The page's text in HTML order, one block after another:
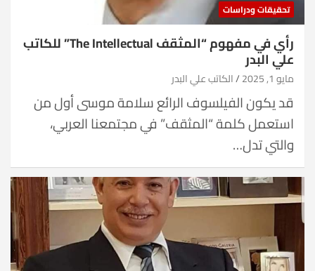
تحقيقات ودراسات
رأي في مفهوم “المثقف The Intellectual” للكاتب
علي البدر
مايو 1, 2025 الكاتب علي البدر
قد يكون الفيلسوف الرائع سلامة موسى أول من
استعمل كلمة “المثقف” في مجتمعنا العربي،
والتي تدل…